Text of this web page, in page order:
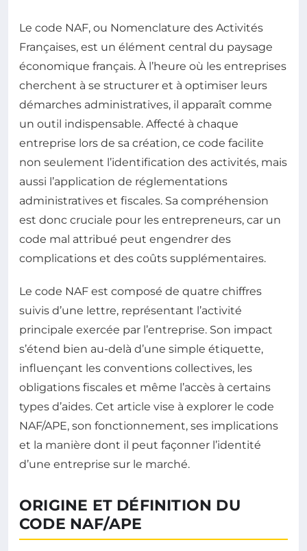
Le code NAF, ou Nomenclature des Activités
Françaises, est un élément central du paysage
économique français. À l’heure où les entreprises
cherchent à se structurer et à optimiser leurs
démarches administratives, il apparaît comme
un outil indispensable. Affecté à chaque
entreprise lors de sa création, ce code facilite
non seulement l’identification des activités, mais
aussi l’application de réglementations
administratives et fiscales. Sa compréhension
est donc cruciale pour les entrepreneurs, car un
code mal attribué peut engendrer des
complications et des coûts supplémentaires.
Le code NAF est composé de quatre chiffres
suivis d’une lettre, représentant l’activité
principale exercée par l’entreprise. Son impact
s’étend bien au-delà d’une simple étiquette,
influençant les conventions collectives, les
obligations fiscales et même l’accès à certains
types d’aides. Cet article vise à explorer le code
NAF/APE, son fonctionnement, ses implications
et la manière dont il peut façonner l’identité
d’une entreprise sur le marché.
ORIGINE ET DÉFINITION DU
CODE NAF/APE